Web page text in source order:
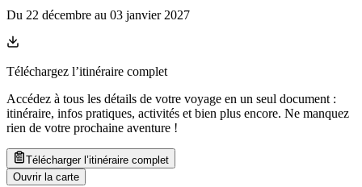
Du 22 décembre au 03 janvier 2027
Téléchargez l’itinéraire complet
Accédez à tous les détails de votre voyage en un seul document :
itinéraire, infos pratiques, activités et bien plus encore. Ne manquez
rien de votre prochaine aventure !
Télécharger l’itinéraire complet
Ouvrir la carte